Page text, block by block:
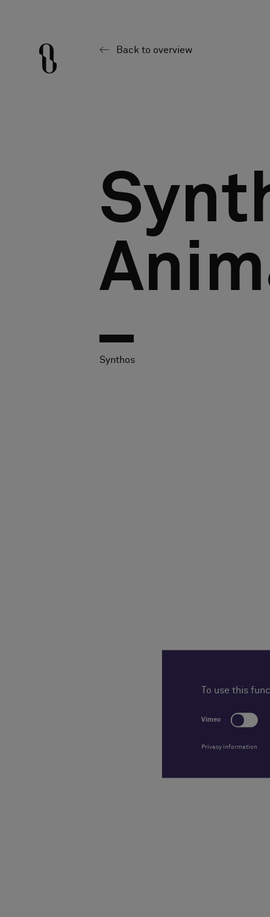
Back to overview
Synthos
To use this
Vimeo
Privacy information